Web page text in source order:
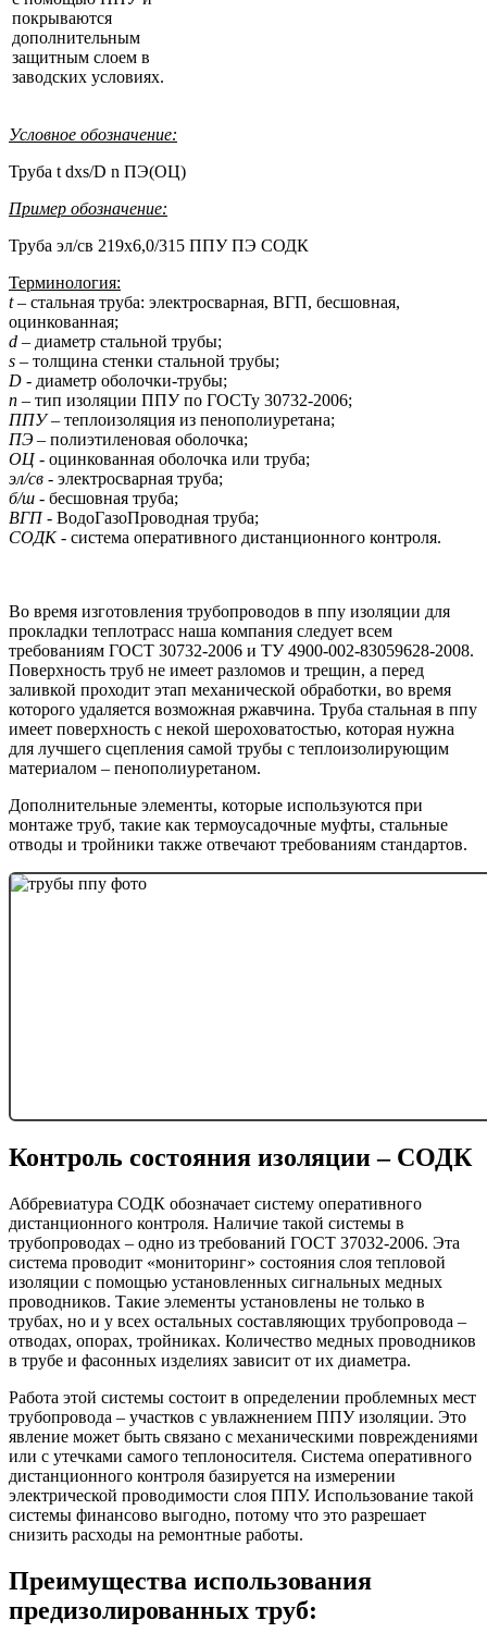
покрываются
дополнительным
защитным слоем в
заводских условиях.
Условное обозначение:
Труба t dxs/D n ПЭ(ОЦ)
Пример обозначение:
Труба эл/св 219x6,0/315 ППУ ПЭ СОДК
Терминология:
t– стальная труба: электросварная, ВГП, бесшовная,
оцинкованная;
d – диаметр стальной трубы;
s – толщина стенки стальной трубы;
D - диаметр оболочки-трубы;
n – тип изоляции ППУ по ГОСТу 30732-2006;
ППУ– теплоизоляция из пенополиуретана;
ПЭ – полиэтиленовая оболочка;
ОЦ- оцинкованная оболочка или труба;
эл/св - электросварная труба;
б/ш - бесшовная труба;
ВГП- ВодоГазоПроводная труба;
СОДК- система оперативного дистанционного контроля.
Во время изготовления трубопроводов в ппу изоляции для
прокладки теплотрасс наша компания следует всем
требованиям ГОСТ 30732-2006 и ТУ 4900-002-83059628-2008.
Поверхность труб не имеет разломов и трещин, а перед
заливкой проходит этап механической обработки, во время
которого удаляется возможная ржавчина. Труба стальная в ппу
имеет поверхность с некой шероховатостью, которая нужна
для лучшего сцепления самой трубы с теплоизолирующим
материалом – пенополиуретаном.
Дополнительные элементы, которые используются при
монтаже труб, такие как термоусадочные муфты, стальные
отводы и тройники также отвечают требованиям стандартов.
Контроль состояния изоляции – СОДК
Аббревиатура СОДК обозначает систему оперативного
дистанционного контроля. Наличие такой системы в
трубопроводах – одно из требований ГОСТ 37032-2006. Эта
система проводит «мониторинг» состояния слоя тепловой
изоляции с помощью установленных сигнальных медных
проводников. Такие элементы установлены не только в
трубах, но и у всех остальных составляющих трубопровода –
отводах, опорах, тройниках. Количество медных проводников
в трубе и фасонных изделиях зависит от их диаметра.
Работа этой системы состоит в определении проблемных мест
трубопровода – участков с увлажнением ППУ изоляции. Это
явление может быть связано с механическими повреждениями
или с утечками самого теплоносителя. Система оперативного
дистанционного контроля базируется на измерении
электрической проводимости слоя ППУ. Использование такой
системы финансово выгодно, потому что это разрешает
снизить расходы на ремонтные работы.
Преимущества использования
предизолированных труб: